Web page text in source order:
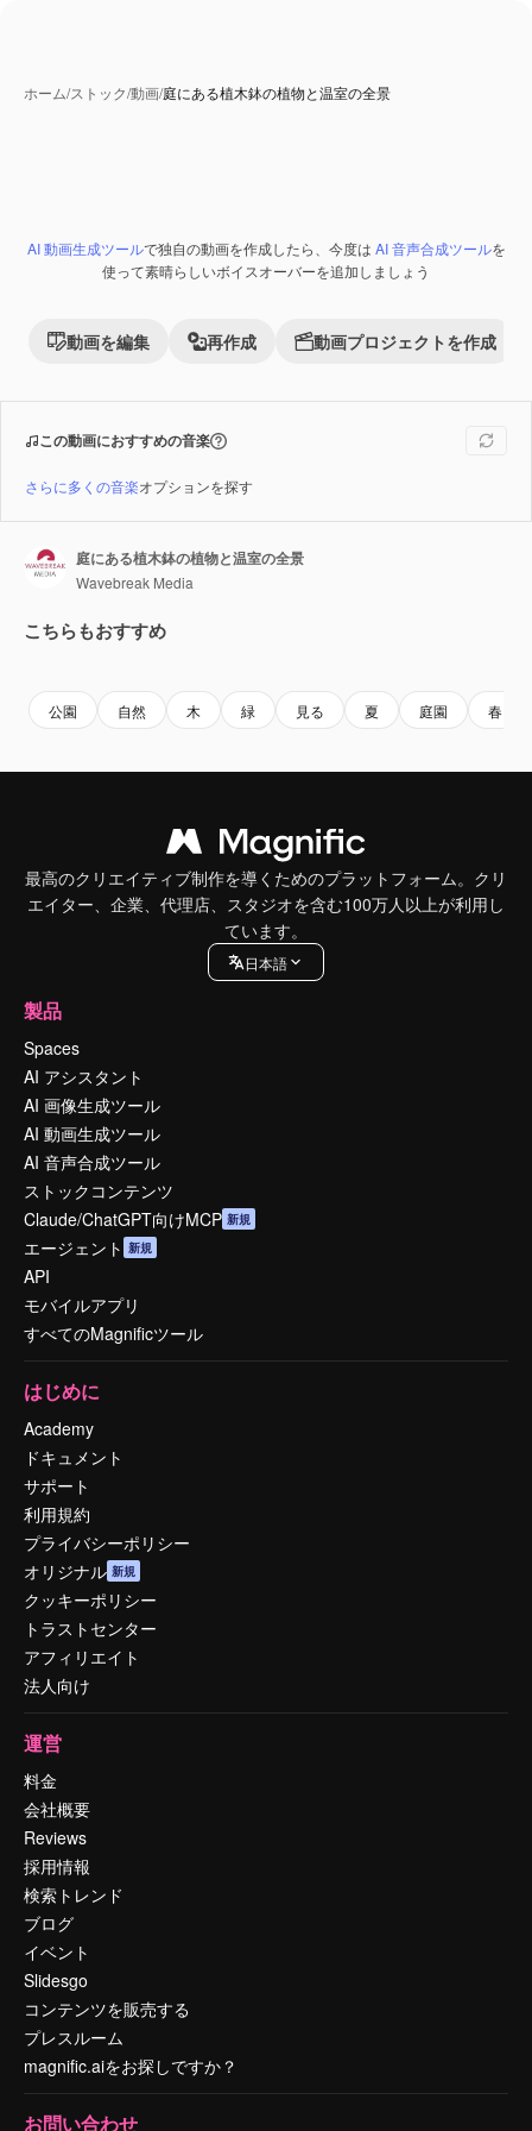
ホーム/ストック/動画/庭にある植木鉢の植物と温室の全景
Premium
AI 動画生成ツールで独自の動画を作成したら、今度は AI 音声合成ツールを
使って素晴らしいボイスオーバーを追加しましょう
動画を編集 再作成 動画プロジェクトを作成
この動画におすすめの音楽
さらに多くの音楽オプションを探す
庭にある植木鉢の植物と温室の全景
Wavebreak Media
こちらもおすすめ
公園 自然 木 緑 見る 夏 庭園 春
最高のクリエイティブ制作を導くためのプラットフォーム。クリ
エイター、企業、代理店、スタジオを含む100万人以上が利用し
ています。
日本語
製品
Spaces
AI アシスタント
AI 画像生成ツール
AI 動画生成ツール
AI 音声合成ツール
ストックコンテンツ
Claude/ChatGPT向けMCP 新規
エージェント 新規
API
モバイルアプリ
すべてのMagnificツール
はじめに
Academy
ドキュメント
サポート
利用規約
プライバシーポリシー
オリジナル 新規
クッキーポリシー
トラストセンター
アフィリエイト
法人向け
運営
料金
会社概要
Reviews
採用情報
検索トレンド
ブログ
イベント
Slidesgo
コンテンツを販売する
プレスルーム
magnific.aiをお探しですか？
お問い合わせ